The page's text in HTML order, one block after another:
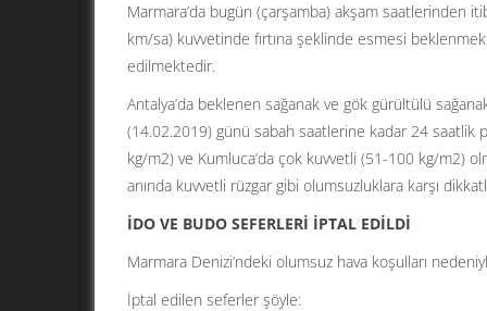
Marmara’da bugün (çarşamba) akşam saatlerinden
km/sa) kuvvetinde fırtına şeklinde esmesi
edilmektedir.
Antalya’da beklenen sağanak ve gök gürültülü
(14.02.2019) günü sabah saatlerine kadar 24 saatlik
kg/m2) ve Kumluca’da çok kuvvetli (51-100 kg/m2)
anında kuvvetli rüzgar gibi olumsuzluklara karşı
İDO VE BUDO SEFERLERİ İPTAL EDİLDİ
Marmara Denizi’ndeki olumsuz hava koşulları
İptal edilen seferler şöyle: